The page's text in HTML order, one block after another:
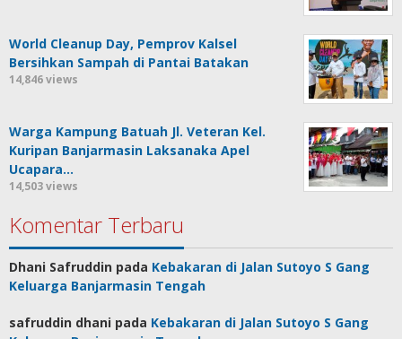
World Cleanup Day, Pemprov Kalsel
Bersihkan Sampah di Pantai Batakan
14,846 views
Warga Kampung Batuah Jl. Veteran Kel.
Kuripan Banjarmasin Laksanaka Apel
Ucapara…
14,503 views
Komentar Terbaru
Dhani Safruddin pada Kebakaran di Jalan Sutoyo S Gang
Keluarga Banjarmasin Tengah
safruddin dhani pada Kebakaran di Jalan Sutoyo S Gang